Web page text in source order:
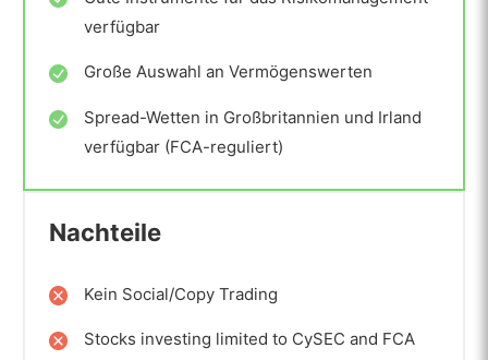
verfügbar
Große Auswahl an Vermögenswerten
Spread-Wetten in Großbritannien und Irland
verfügbar (FCA-reguliert)
Nachteile
Kein Social/Copy Trading
Stocks investing limited to CySEC and FCA